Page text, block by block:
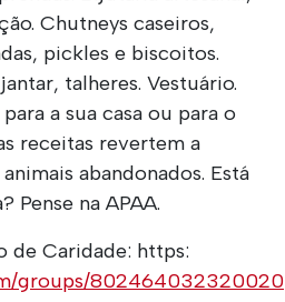
Chutneys caseiros,
pickles e biscoitos.
talheres. Vestuário.
a sua casa ou para o
receitas revertem a
abandonados. Está
Pense na APAA.
de Caridade: https:
groups/802464032320020